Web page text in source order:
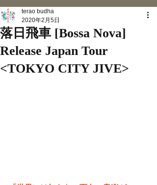
落日飛車 [Bossa Nova]
Release Japan Tour
<TOKYO CITY JIVE>
terao budha
2020年2月5日